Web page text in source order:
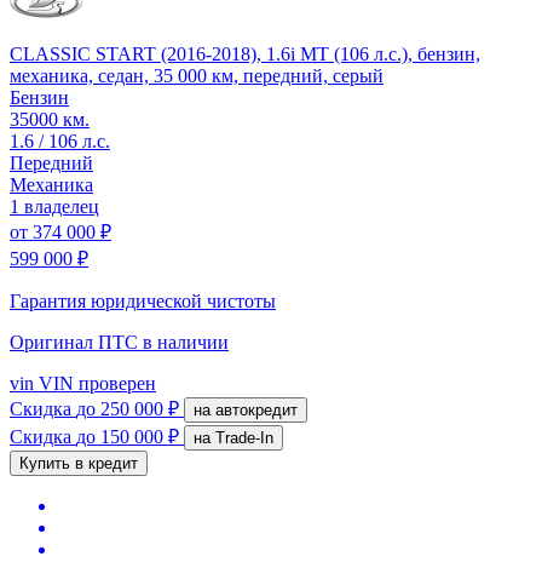
CLASSIC START (2016-2018), 1.6i MT (106 л.с.), бензин,
механика, седан, 35 000 км, передний, серый
Бензин
35000 км.
1.6 / 106 л.с.
Передний
Механика
1 владелец
от 374 000 ₽
599 000 ₽
Гарантия юридической чистоты
Оригинал ПТС в наличии
vin VIN проверен
Скидка до 250 000 ₽ на автокредит
Скидка до 150 000 ₽
на Trade-In
Купить в кредит